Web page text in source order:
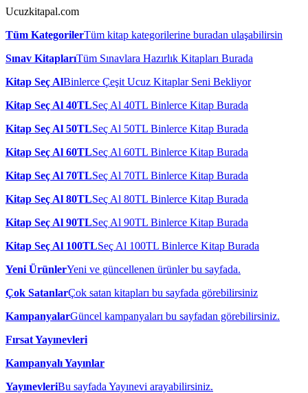
Ucuzkitapal.com
Tüm KategorilerTüm kitap kategorilerine buradan ulaşabilirsin
Sınav KitaplarıTüm Sınavlara Hazırlık Kitapları Burada
Kitap Seç AlBinlerce Çeşit Ucuz Kitaplar Seni Bekliyor
Kitap Seç Al 40TLSeç Al 40TL Binlerce Kitap Burada
Kitap Seç Al 50TLSeç Al 50TL Binlerce Kitap Burada
Kitap Seç Al 60TLSeç Al 60TL Binlerce Kitap Burada
Kitap Seç Al 70TLSeç Al 70TL Binlerce Kitap Burada
Kitap Seç Al 80TLSeç Al 80TL Binlerce Kitap Burada
Kitap Seç Al 90TLSeç Al 90TL Binlerce Kitap Burada
Kitap Seç Al 100TLSeç Al 100TL Binlerce Kitap Burada
Yeni ÜrünlerYeni ve güncellenen ürünler bu sayfada.
Çok SatanlarÇok satan kitapları bu sayfada görebilirsiniz
KampanyalarGüncel kampanyaları bu sayfadan görebilirsiniz.
Fırsat Yayınevleri
Kampanyalı Yayınlar
YayınevleriBu sayfada Yayınevi arayabilirsiniz.